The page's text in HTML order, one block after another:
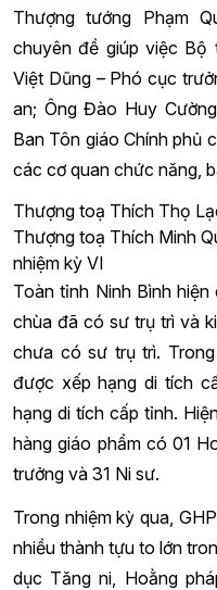
Thượng tướng Phạm
chuyên đề giúp việc
Việt Dũng – Phó cục
an; Ông Đào Huy
Ban Tôn giáo Chính phủ
các cơ quan chức năng,
Thượng toạ Thích Thọ
Thượng toạ Thích Minh
nhiệm kỳ VI
Toàn tỉnh Ninh Bình
chùa đã có sư trụ trì và
chưa có sư trụ trì.
được xếp hạng di tích
hạng di tích cấp tỉnh.
hàng giáo phẩm có 01
trưởng và 31 Ni sư.
Trong nhiệm kỳ qua,
nhiều thành tựu to lớn
dục Tăng ni, Hoằng